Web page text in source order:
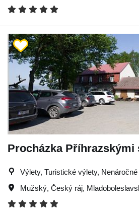
Procházka Příhrazskými
Výlety, Turistické výlety,
Mužský, Český ráj,